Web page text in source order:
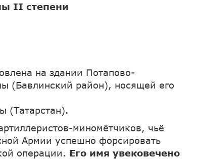
II степени
на здании Потапово-
(Бавлинский район), носящей его
(Татарстан).
миномётчиков, чьё
Армии успешно форсировать
операции. Его имя увековечено